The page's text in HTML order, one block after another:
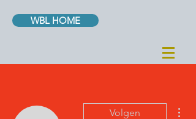
WBL HOME
Volgen